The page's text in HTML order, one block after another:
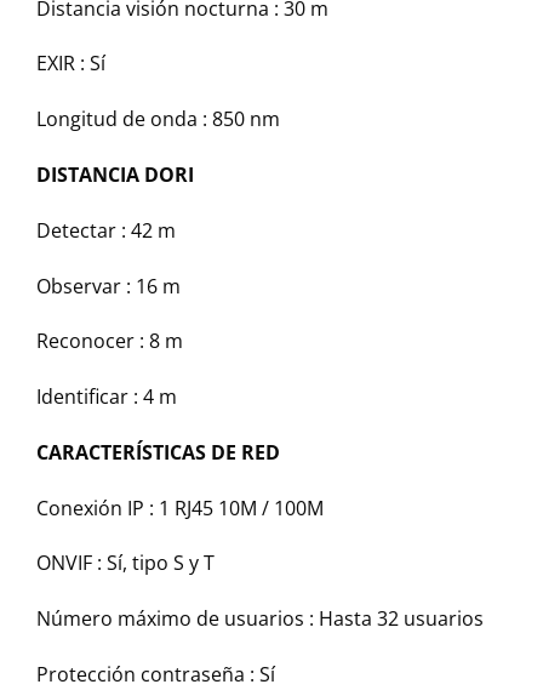
Distancia visión nocturna : 30 m
EXIR : Sí
Longitud de onda : 850 nm
DISTANCIA DORI
Detectar : 42 m
Observar : 16 m
Reconocer : 8 m
Identificar : 4 m
CARACTERÍSTICAS DE RED
Conexión IP : 1 RJ45 10M / 100M
ONVIF : Sí, tipo S y T
Número máximo de usuarios : Hasta 32 usuarios
Protección contraseña : Sí